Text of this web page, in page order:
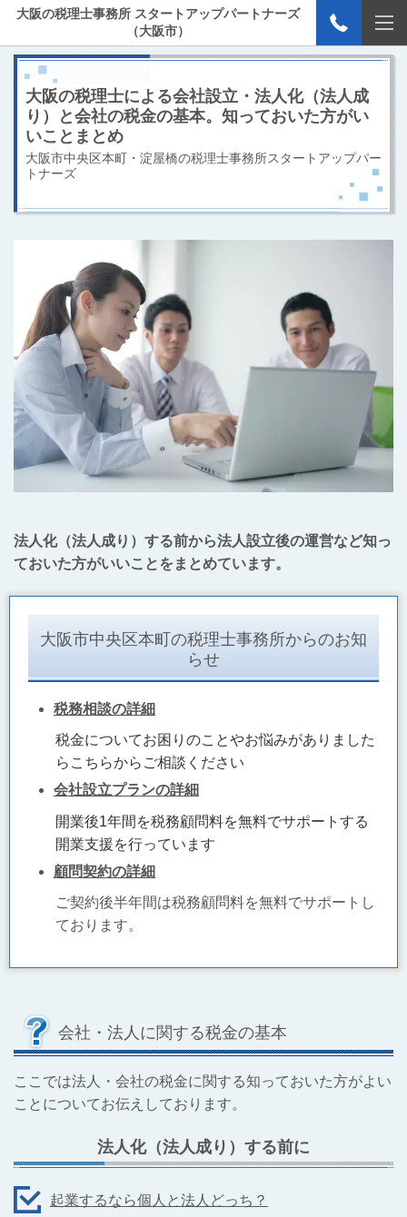
大阪の税理士事務所 スタートアップパートナーズ
（大阪市）
大阪の税理士による会社設立・法人化（法人成
り）と会社の税金の基本。知っておいた方がい
いことまとめ
大阪市中央区本町・淀屋橋の税理士事務所スタートアップパー
トナーズ
法人化（法人成り）する前から法人設立後の運営など知っ
ておいた方がいいことをまとめています。
大阪市中央区本町の税理士事務所からのお知
らせ
税務相談の詳細
税金についてお困りのことやお悩みがありました
らこちらからご相談ください
会社設立プランの詳細
開業後1年間を税務顧問料を無料でサポートする
開業支援を行っています
顧問契約の詳細
ご契約後半年間は税務顧問料を無料でサポートし
ております。
会社・法人に関する税金の基本
ここでは法人・会社の税金に関する知っておいた方がよい
ことについてお伝えしております。
法人化（法人成り）する前に
起業するなら個人と法人どっち？